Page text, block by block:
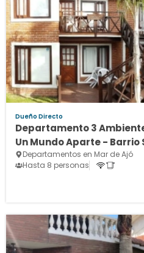
Dueño Directo
Departamento 3
Un Mundo Aparte - Barrio
Departamentos en Mar de Ajó
Hasta 8 personas